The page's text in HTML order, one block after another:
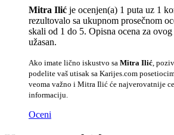
Mitra Ilić je ocenjen(a) 1 puta uz 1
rezultovalo sa ukupnom prosečnom
skali od 1 do 5. Opisna ocena za
užasan.
Ako imate lično iskustvo sa Mitra Ilić ,
podelite vaš utisak sa Karijes.com
veoma važno i Mitra Ilić će najverovatnije
informaciju.
Oceni